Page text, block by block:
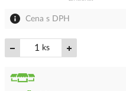
Cena s DPH
ks